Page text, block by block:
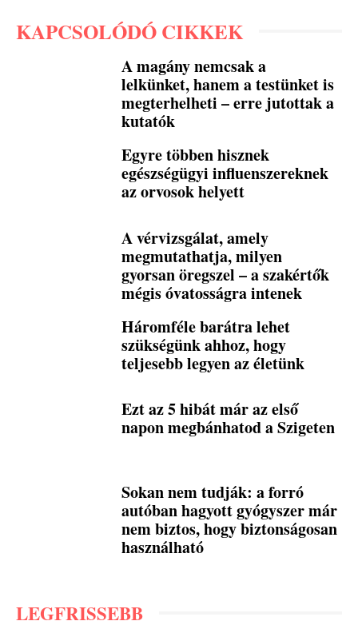
KAPCSOLÓDÓ CIKKEK
A magány nemcsak a
lelkünket, hanem a testünket is
megterhelheti – erre jutottak a
kutatók
Egyre többen hisznek
egészségügyi influenszereknek
az orvosok helyett
A vérvizsgálat, amely
megmutathatja, milyen
gyorsan öregszel – a szakértők
mégis óvatosságra intenek
Háromféle barátra lehet
szükségünk ahhoz, hogy
teljesebb legyen az életünk
Ezt az 5 hibát már az első
napon megbánhatod a Szigeten
Sokan nem tudják: a forró
autóban hagyott gyógyszer már
nem biztos, hogy biztonságosan
használható
LEGFRISSEBB